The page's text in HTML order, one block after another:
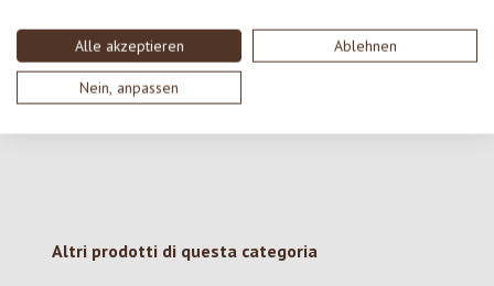
Alle akzeptieren Ablehnen
Nein, anpassen
Nessuna recensione trovata Condividi le tue opinioni
con gli altri.
Salta la galleria dei prodotti
Altri prodotti di questa categoria